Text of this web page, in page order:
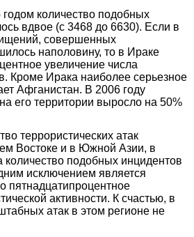
количество подобных
вдвое (с 3468 до 6630). Если в
совершенных
наполовину, то в Ираке
увеличение числа
Кроме Ирака наиболее серьезное
Афганистан. В 2006 году
его территории выросло на 50%
террористических атак
Востоке и в Южной Азии, в
количество подобных инцидентов
исключением является
пятнадцатипроцентное
активности. К счастью, в
атак в этом регионе не